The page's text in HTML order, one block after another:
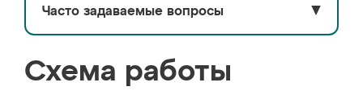
Часто задаваемые вопросы ▼
Схема работы